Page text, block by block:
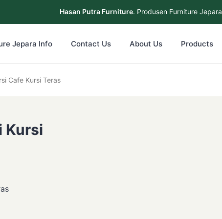
Hasan Putra Furniture. Produsen Furniture Jepara
Jepara Info Contact Us About Us Products
Kursi Makan Kayu Jati Kursi Cafe Kursi Teras
Kursi